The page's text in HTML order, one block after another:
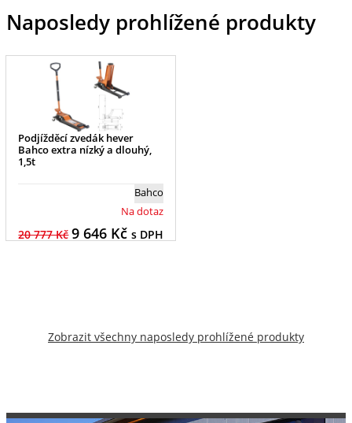
Naposledy prohlížené produkty
Podjížděcí zvedák hever
Bahco extra nízký a dlouhý,
1,5t
Bahco
Na dotaz
20 777 Kč9 646Kč s DPH
Zobrazit všechny naposledy prohlížené produkty